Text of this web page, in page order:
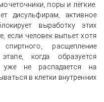
поры и лёгкие.
дисульфирам, активное
выработку этих
если человек выпьет хотя
расщепление
когда образуется
уже не распадается на
в клетки внутренних